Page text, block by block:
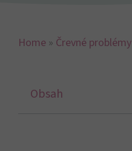
Home » Črevné problémy
Obsah